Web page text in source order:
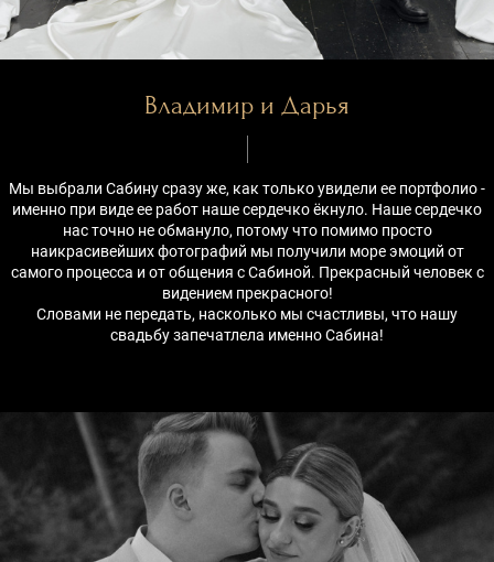
Владимир и Дарья
Мы выбрали Сабину сразу же, как только увидели ее портфолио -
именно при виде ее работ наше сердечко ёкнуло. Наше сердечко
нас точно не обмануло, потому что помимо просто
наикрасивейших фотографий мы получили море эмоций от
самого процесса и от общения с Сабиной. Прекрасный человек с
видением прекрасного!
Словами не передать, насколько мы счастливы, что нашу
свадьбу запечатлела именно Сабина!